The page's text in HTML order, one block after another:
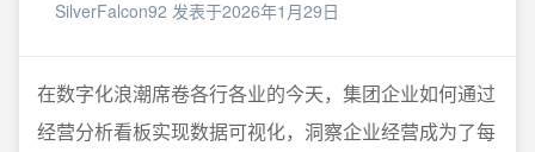
SilverFalcon92 发表于2026年1月29日
在数字化浪潮席卷各行各业的今天，集团企业如何通过
经营分析看板实现数据可视化，洞察企业经营成为了每